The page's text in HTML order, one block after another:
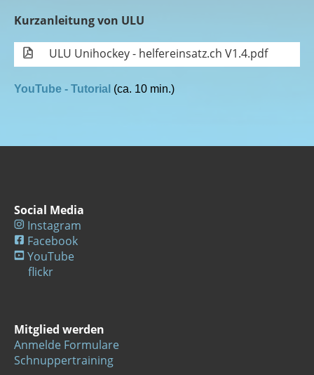
Kurzanleitung von ULU
ULU Unihockey - helfereinsatz.ch V1.4.pdf
YouTube - Tutorial (ca. 10 min.)
Social Media
Instagram
Facebook
YouTube
flickr
Mitglied werden
Anmelde Formulare
Schnuppertraining